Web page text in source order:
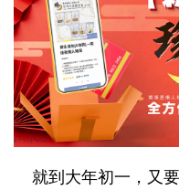
就到大年初一，又